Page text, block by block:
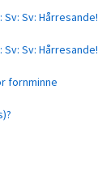
Sv: Sv: Hårresande!
Sv: Sv: Hårresande!
fornminne